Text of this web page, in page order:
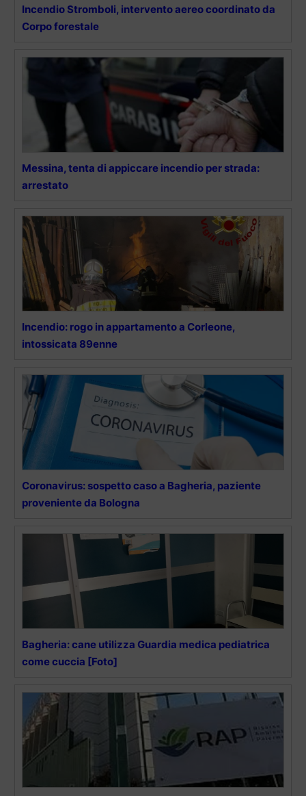
Incendio Stromboli, intervento aereo coordinato da
Corpo forestale
Messina, tenta di appiccare incendio per strada:
arrestato
Incendio: rogo in appartamento a Corleone,
intossicata 89enne
Coronavirus: sospetto caso a Bagheria, paziente
proveniente da Bologna
Bagheria: cane utilizza Guardia medica pediatrica
come cuccia [Foto]